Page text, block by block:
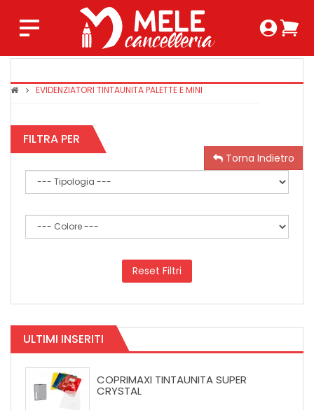
Login
EVIDENZIATORI TINTAUNITA PALETTE E MINI
Torna Indietro
FILTRA PER
Reset Filtri
ULTIMI INSERITI
COPRIMAXI TINTAUNITA SUPER
CRYSTAL